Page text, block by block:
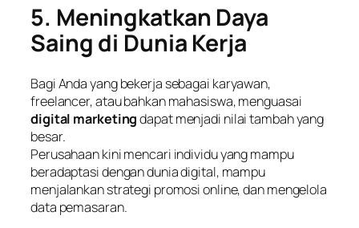
5. Meningkatkan Daya
Saing di Dunia Kerja
Bagi Anda yang bekerja sebagai karyawan,
freelancer, atau bahkan mahasiswa, menguasai
digital marketingdapat menjadi nilai tambah yang
besar.
Perusahaan kini mencari individu yang mampu
beradaptasi dengan dunia digital, mampu
menjalankan strategi promosi online, dan mengelola
data pemasaran.